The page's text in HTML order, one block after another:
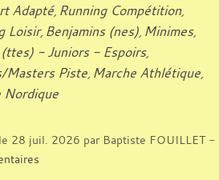
Adapté Running Compétition
Loisir Benjamins (nes) Minimes
(ttes) - Juniors - Espoirs
Masters Piste Marche Athlétique
Nordique
28 juil. 2026 par Baptiste FOUILLET -